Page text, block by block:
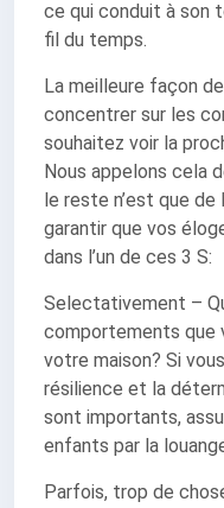
ce qui conduit à son
fil du temps.
La meilleure façon
concentrer sur les
souhaitez voir la
Nous appelons cela
le reste n’est que de
garantir que vos
dans l’un de ces 3 S:
Selectativement –
comportements que
votre maison? Si
résilience et la
sont importants,
enfants par la
Parfois, trop de